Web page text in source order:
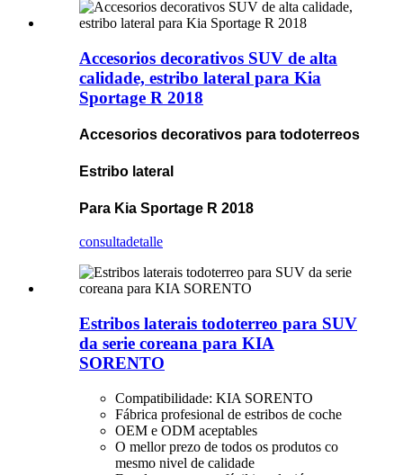
Accesorios decorativos SUV de alta
calidade, estribo lateral para Kia
Sportage R 2018
Accesorios decorativos para todoterreos
Estribo lateral
Para Kia Sportage R 2018
consultadetalle
Estribos laterais todoterreo para SUV
da serie coreana para KIA
SORENTO
Compatibilidade: KIA SORENTO
Fábrica profesional de estribos de coche
OEM e ODM aceptables
O mellor prezo de todos os produtos co
mesmo nivel de calidade